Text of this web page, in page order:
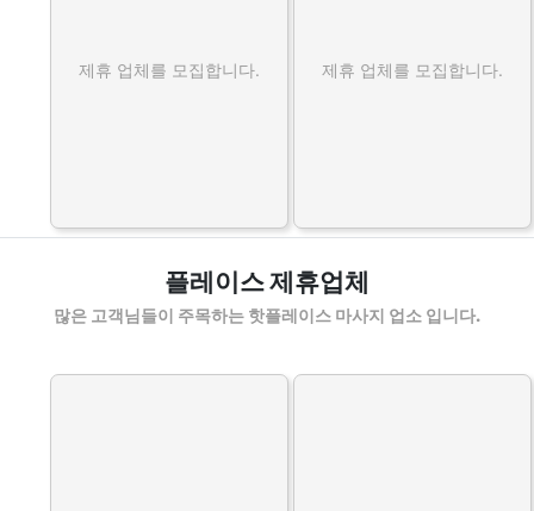
제휴 업체를 모집합니다. 제휴 업체를 모집합니다.
플레이스 제휴업체
많은 고객님들이 주목하는 핫플레이스 마사지 업소 입니다.